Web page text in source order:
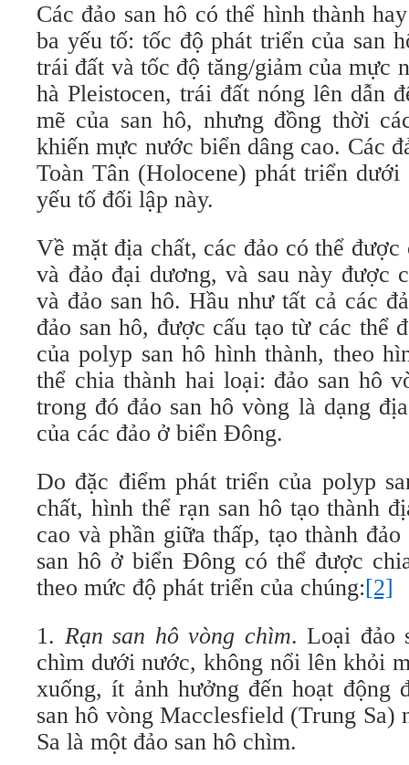
Các đảo san hô có thể hình thành
ba yếu tố: tốc độ phát triển của san
trái đất và tốc độ tăng/giảm của mực
hà Pleistocen, trái đất nóng lên dẫn
mẽ của san hô, nhưng đồng thời
khiến mực nước biển dâng cao. Các
Toàn Tân (Holocene) phát triển dưới
yếu tố đối lập này.
Về mặt địa chất, các đảo có thể
và đảo đại dương, và sau này được
và đảo san hô. Hầu như tất cả các
đảo san hô, được cấu tạo từ các thể
của polyp san hô hình thành, theo
thể chia thành hai loại: đảo san hô
trong đó đảo san hô vòng là dạng
của các đảo ở biển Đông.
Do đặc điểm phát triển của polyp
chất, hình thể rạn san hô tạo thành
cao và phần giữa thấp, tạo thành
san hô ở biển Đông có thể được
theo mức độ phát triển của chúng:[2]
1. Rạn san hô vòng chìm. Loại đảo
chìm dưới nước, không nổi lên khỏi
xuống, ít ảnh hưởng đến hoạt động
san hô vòng Macclesfield (Trung Sa)
Sa là một đảo san hô chìm.